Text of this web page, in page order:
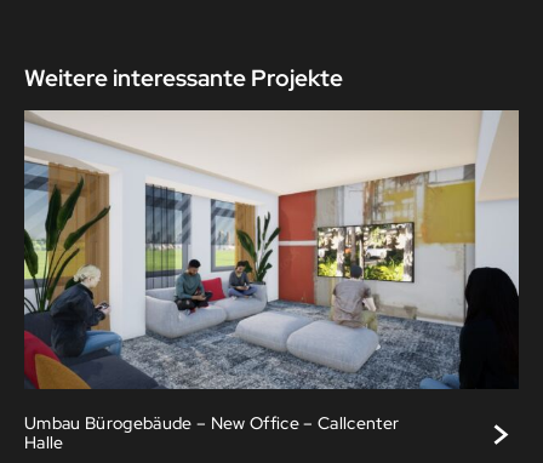
Weitere interessante Projekte
Umbau Bürogebäude – New Office – Callcenter
Halle
>